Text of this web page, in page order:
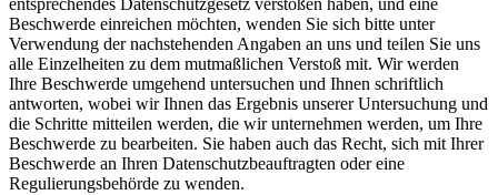
entsprechendes Datenschutzgesetz verstoßen haben, und eine
Beschwerde einreichen möchten, wenden Sie sich bitte unter
Verwendung der nachstehenden Angaben an uns und teilen Sie uns
alle Einzelheiten zu dem mutmaßlichen Verstoß mit. Wir werden
Ihre Beschwerde umgehend untersuchen und Ihnen schriftlich
antworten, wobei wir Ihnen das Ergebnis unserer Untersuchung und
die Schritte mitteilen werden, die wir unternehmen werden, um Ihre
Beschwerde zu bearbeiten. Sie haben auch das Recht, sich mit Ihrer
Beschwerde an Ihren Datenschutzbeauftragten oder eine
Regulierungsbehörde zu wenden.